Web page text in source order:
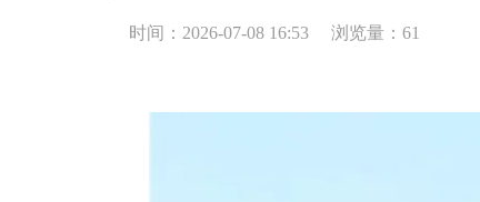
时间：2026-07-08 16:53 浏览量： 61